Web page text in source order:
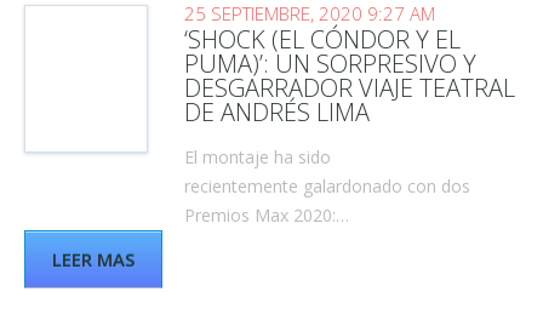
25 SEPTIEMBRE, 2020 9:27 AM
‘SHOCK (EL CÓNDOR Y EL
PUMA)’: UN SORPRESIVO Y
DESGARRADOR VIAJE TEATRAL
DE ANDRÉS LIMA
El montaje ha sido
recientemente galardonado con dos
Premios Max 2020:…
LEER MAS